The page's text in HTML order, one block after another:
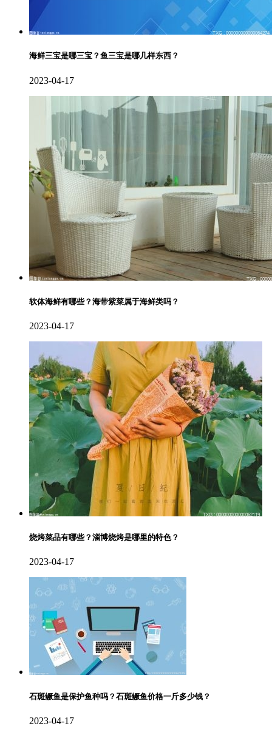
海鲜三宝是哪三宝？鱼三宝是哪几样东西？
2023-04-17
软体海鲜有哪些？海带紫菜属于海鲜类吗？
2023-04-17
烧烤菜品有哪些？淄博烧烤是哪里的特色？
2023-04-17
石斑鳜鱼是保护鱼种吗？石斑鳜鱼价格一斤多少钱？
2023-04-17